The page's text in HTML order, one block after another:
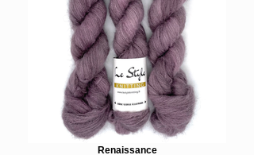
Renaissance